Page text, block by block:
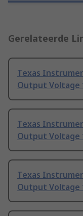
Gerelateerde
Texas
Output Voltage
Texas
Output Voltage
Texas
Output Voltage